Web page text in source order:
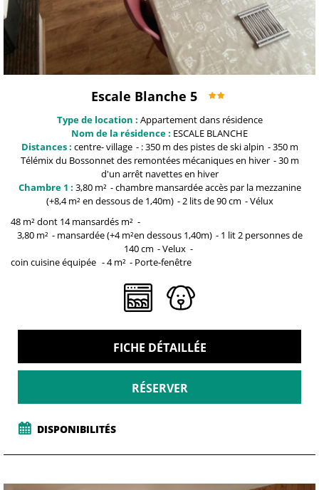
Escale Blanche 5
Type de location : Appartement dans résidence
Nom de la résidence : ESCALE BLANCHE
Distances : centre-village : 350 m des pistes de ski alpin
350 m
Télémix du Bossonnetdes remontées mécaniques en hiver
30 m
d'un arrêt navettes en hiver
Chambre 1 : 3,80 m² chambre mansardéeaccès par la mezzanine
(+8,4 m² en dessous de 1,40m)
2 lits de 90 cm
Vélux
48 m² dont 14 mansardés m²
3,80 m² mansardée(+4 m²en dessous 1,40m) 1 lit 2 personnesde
140 cm
Velux
coin cuisine équipée
4 m² Porte-fenêtre
FICHE DÉTAILLÉE
RÉSERVER
DISPONIBILITÉS